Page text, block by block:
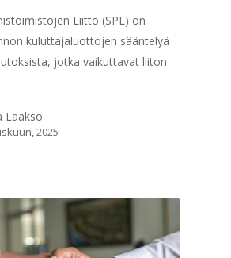
Liitto (SPL) on
kuluttajaluottojen sääntelyä
jotka vaikuttavat liiton
Laakso
2025